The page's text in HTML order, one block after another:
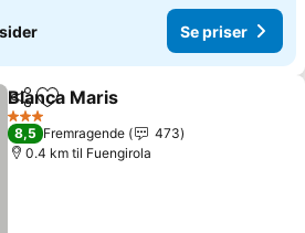
Se priser
Del Føj til favoritter
Blanca Maris
3 Stjerner
8,5 Fremragende
473
0.4 km til Fuengirola